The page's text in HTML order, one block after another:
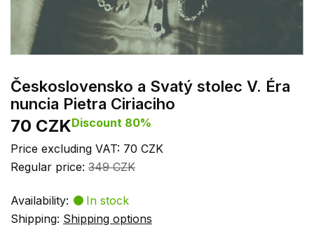
Československo a Svatý stolec V. Éra
nuncia Pietra Ciriaciho
70 CZKDiscount 80%
Price excluding VAT: 70 CZK
Regular price: 349 CZK
Availability:
In stock
Shipping: Shipping options